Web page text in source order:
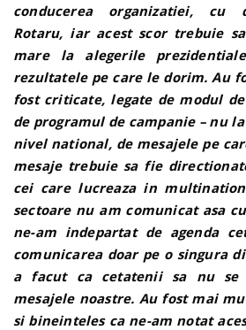
conducerea organizatiei, cu
Rotaru, iar acest scor trebuie
mare la alegerile
rezultatele pe care le dorim. Au
fost criticate, legate de modul
de programul de campanie – nu
nivel national, de mesajele pe
mesaje trebuie sa fie
cei care lucreaza in
sectoare nu am comunicat asa
ne-am indepartat de agenda
comunicarea doar pe o singura
a facut ca cetatenii sa nu se
mesajele noastre. Au fost mai
si bineinteles ca ne-am notat